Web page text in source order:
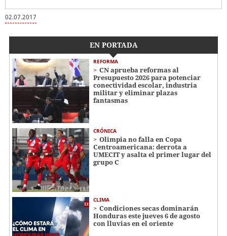
02.07.2017
EN PORTADA
REFORMA
CN aprueba reformas al
Presupuesto 2026 para potenciar
conectividad escolar, industria
militar y eliminar plazas
fantasmas
CRÓNICA
Olimpia no falla en Copa
Centroamericana: derrota a
UMECIT y asalta el primer lugar del
grupo C
CLIMA
Condiciones secas dominarán
Honduras este jueves 6 de agosto
con lluvias en el oriente